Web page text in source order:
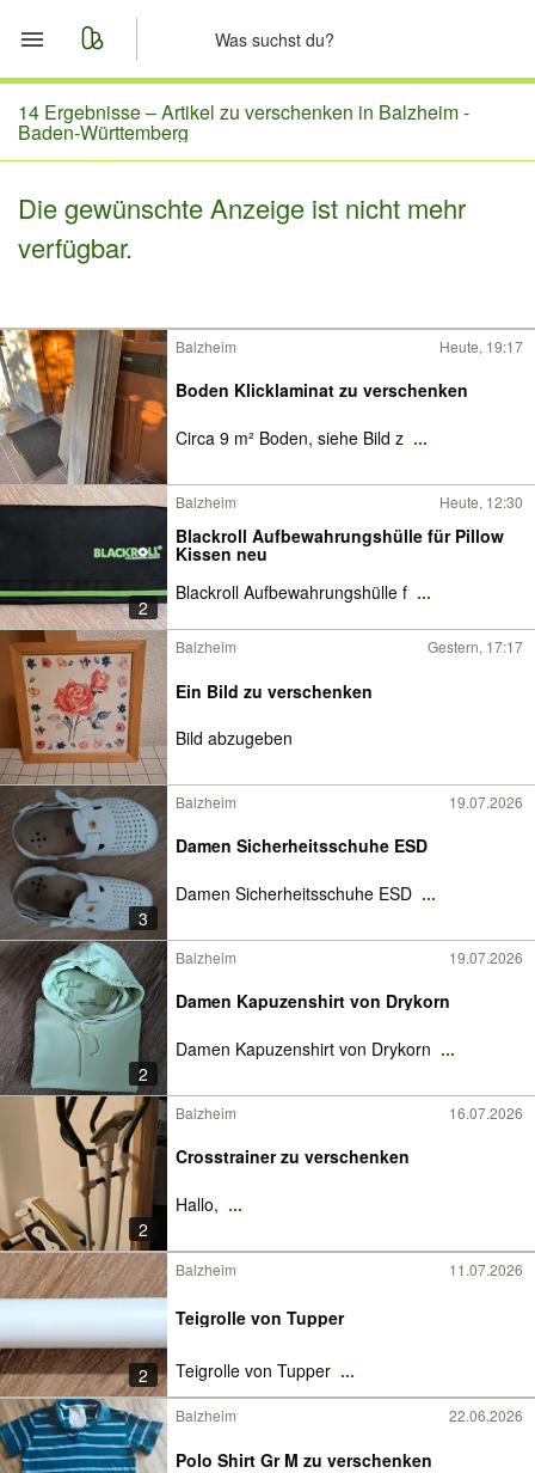
Start
Merkliste
Nachrichten
14 Ergebnisse –Artikel zu verschenken in Balzheim -
Baden-Württemberg
Die gewünschte Anzeige ist nicht mehr
verfügbar.
Balzheim Heute, 19:17
Boden Klicklaminat zu verschenken
Circa 9 m² Boden, siehe Bild z ...
2
Balzheim Heute, 12:30
Blackroll Aufbewahrungshülle für Pillow
Kissen neu
Blackroll Aufbewahrungshülle f ...
Balzheim Gestern, 17:17
Ein Bild zu verschenken
Bild abzugeben
3
Balzheim 19.07.2026
Damen Sicherheitsschuhe ESD
Damen Sicherheitsschuhe ESD ...
2
Balzheim 19.07.2026
Damen Kapuzenshirt von Drykorn
Damen Kapuzenshirt von Drykorn ...
2
Balzheim 16.07.2026
Crosstrainer zu verschenken
Hallo, ...
2
Balzheim 11.07.2026
Teigrolle von Tupper
Teigrolle von Tupper ...
Balzheim 22.06.2026
Polo Shirt Gr M zu verschenken